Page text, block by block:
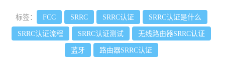
标签： FCC SRRC SRRC认证 SRRC认证是什么
SRRC认证流程 SRRC认证测试 无线路由器SRRC认证
蓝牙 路由器SRRC认证